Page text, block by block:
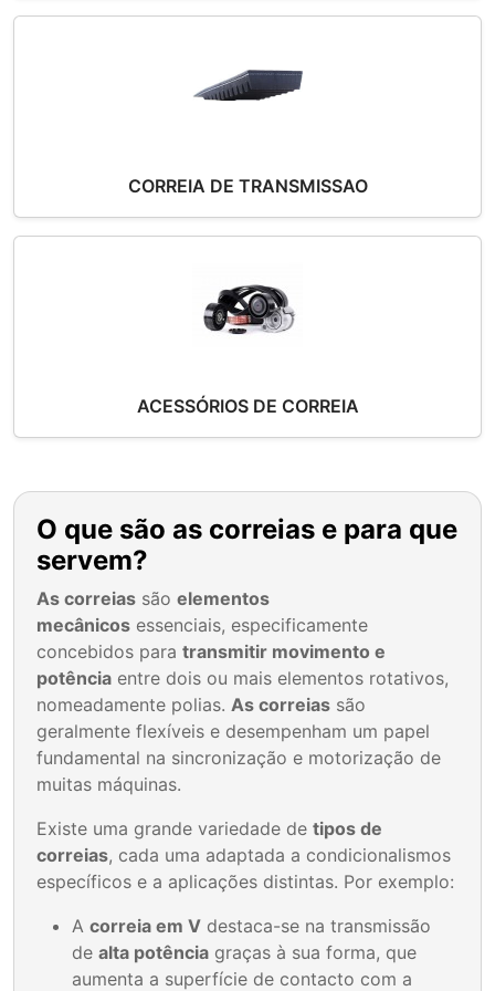
CORREIA DE TRANSMISSAO
ACESSÓRIOS DE CORREIA
O que são as correias e para que
servem?
As correias são elementos
mecânicos essenciais, especificamente
concebidos para transmitir movimento e
potência entre dois ou mais elementos rotativos,
nomeadamente polias. As correias são
geralmente flexíveis e desempenham um papel
fundamental na sincronização e motorização de
muitas máquinas.
Existe uma grande variedade de tipos de
correias, cada uma adaptada a condicionalismos
específicos e a aplicações distintas. Por exemplo:
A correia em V destaca-se na transmissão
de alta potência graças à sua forma, que
aumenta a superfície de contacto com a